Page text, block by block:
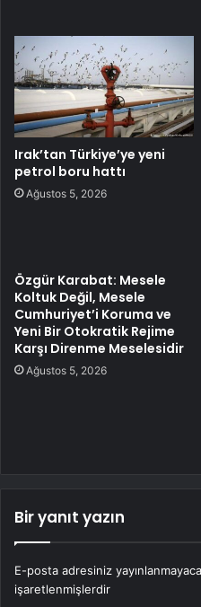
Irak’tan Türkiye’ye yeni
petrol boru hattı
Ağustos 5, 2026
Özgür Karabat: Mesele
Koltuk Değil, Mesele
Cumhuriyet’i Koruma ve
Yeni Bir Otokratik Rejime
Karşı Direnme Meselesidir
Ağustos 5, 2026
Bir yanıt yazın
E-posta adresiniz
işaretlenmişlerdir